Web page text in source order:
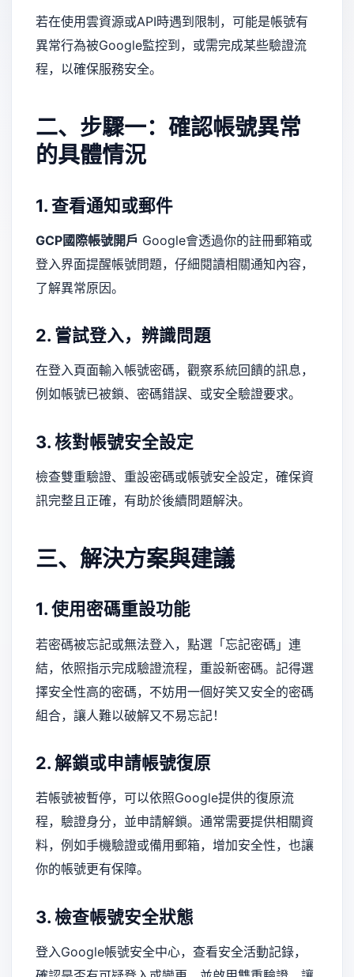
若在使用雲資源或API時遇到限制，可能是帳號有
異常行為被Google監控到，或需完成某些驗證流
程，以確保服務安全。
二、步驟一：確認帳號異常
的具體情況
1. 查看通知或郵件
GCP國際帳號開戶 Google會透過你的註冊郵箱或
登入界面提醒帳號問題，仔細閱讀相關通知內容，
了解異常原因。
2. 嘗試登入，辨識問題
在登入頁面輸入帳號密碼，觀察系統回饋的訊息，
例如帳號已被鎖、密碼錯誤、或安全驗證要求。
3. 核對帳號安全設定
檢查雙重驗證、重設密碼或帳號安全設定，確保資
訊完整且正確，有助於後續問題解決。
三、解決方案與建議
1. 使用密碼重設功能
若密碼被忘記或無法登入，點選「忘記密碼」連
結，依照指示完成驗證流程，重設新密碼。記得選
擇安全性高的密碼，不妨用一個好笑又安全的密碼
組合，讓人難以破解又不易忘記！
2. 解鎖或申請帳號復原
若帳號被暫停，可以依照Google提供的復原流
程，驗證身分，並申請解鎖。通常需要提供相關資
料，例如手機驗證或備用郵箱，增加安全性，也讓
你的帳號更有保障。
3. 檢查帳號安全狀態
登入Google帳號安全中心，查看安全活動記錄，